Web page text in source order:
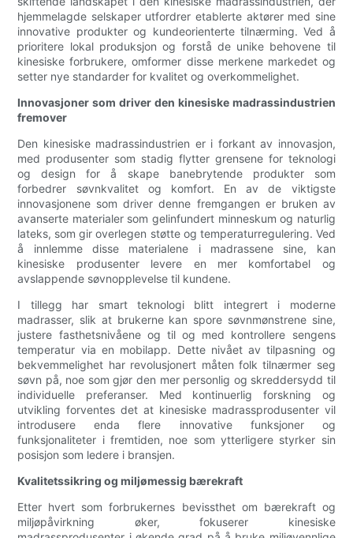
hjemmelagde selskaper utfordrer etablerte aktører med sine
innovative produkter og kundeorienterte tilnærming. Ved å
prioritere lokal produksjon og forstå de unike behovene til
kinesiske forbrukere, omformer disse merkene markedet og
setter nye standarder for kvalitet og overkommelighet.
Innovasjoner som driver den kinesiske madrassindustrien
fremover
Den kinesiske madrassindustrien er i forkant av innovasjon,
med produsenter som stadig flytter grensene for teknologi
og design for å skape banebrytende produkter som
forbedrer søvnkvalitet og komfort. En av de viktigste
innovasjonene som driver denne fremgangen er bruken av
avanserte materialer som gelinfundert minneskum og naturlig
lateks, som gir overlegen støtte og temperaturregulering. Ved
å innlemme disse materialene i madrassene sine, kan
kinesiske produsenter levere en mer komfortabel og
avslappende søvnopplevelse til kundene.
I tillegg har smart teknologi blitt integrert i moderne
madrasser, slik at brukerne kan spore søvnmønstrene sine,
justere fasthetsnivåene og til og med kontrollere sengens
temperatur via en mobilapp. Dette nivået av tilpasning og
bekvemmelighet har revolusjonert måten folk tilnærmer seg
søvn på, noe som gjør den mer personlig og skreddersydd til
individuelle preferanser. Med kontinuerlig forskning og
utvikling forventes det at kinesiske madrassprodusenter vil
introdusere enda flere innovative funksjoner og
funksjonaliteter i fremtiden, noe som ytterligere styrker sin
posisjon som ledere i bransjen.
Kvalitetssikring og miljømessig bærekraft
Etter hvert som forbrukernes bevissthet om bærekraft og
miljøpåvirkning øker, fokuserer kinesiske